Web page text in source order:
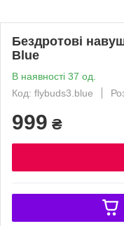
Бездротові
Blue
В наявності 37 од.
Код: flybuds3.blue
999 ₴